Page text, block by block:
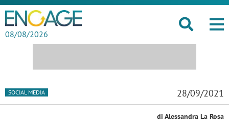
08/08/2026
SOCIAL MEDIA 28/09/2021
di Alessandra La Rosa